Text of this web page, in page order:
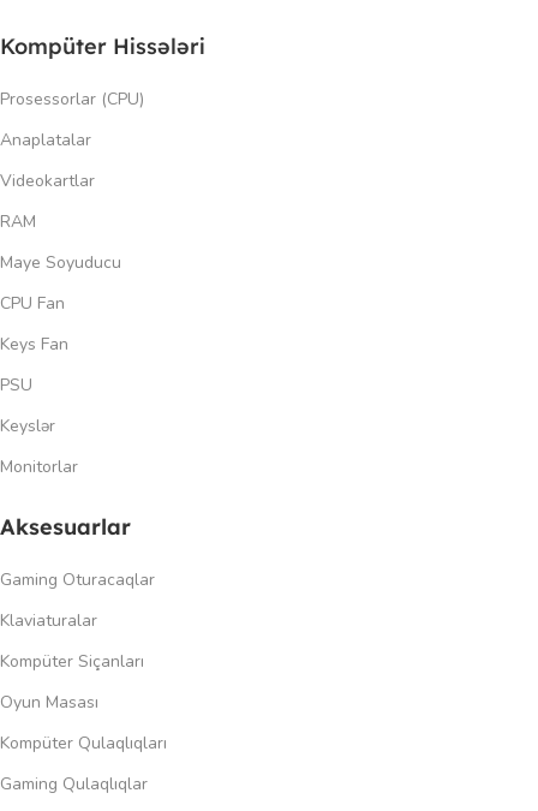
Kompüter Hissələri
Prosessorlar (CPU)
Anaplatalar
Videokartlar
RAM
Maye Soyuducu
CPU Fan
Keys Fan
PSU
Keyslər
Monitorlar
Aksesuarlar
Gaming Oturacaqlar
Klaviaturalar
Kompüter Siçanları
Oyun Masası
Kompüter Qulaqlıqları
Gaming Qulaqlıqlar